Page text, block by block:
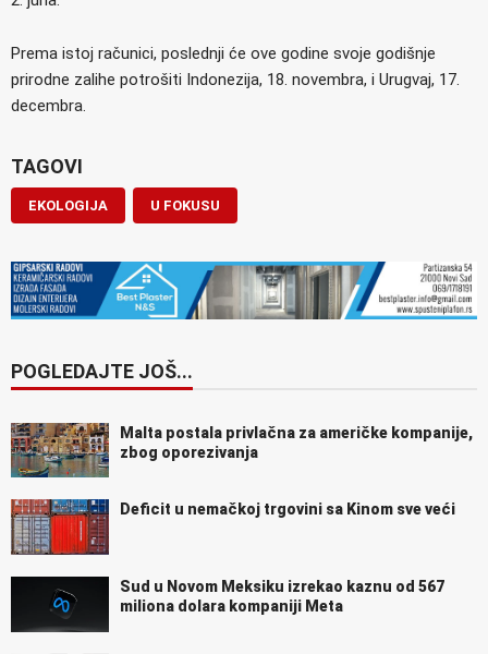
Prema istoj računici, poslednji će ove godine svoje godišnje
prirodne zalihe potrošiti Indonezija, 18. novembra, i Urugvaj, 17.
decembra.
TAGOVI
EKOLOGIJA U FOKUSU
POGLEDAJTE JOŠ...
Malta postala privlačna za američke kompanije,
zbog oporezivanja
Deficit u nemačkoj trgovini sa Kinom sve veći
Sud u Novom Meksiku izrekao kaznu od 567
miliona dolara kompaniji Meta